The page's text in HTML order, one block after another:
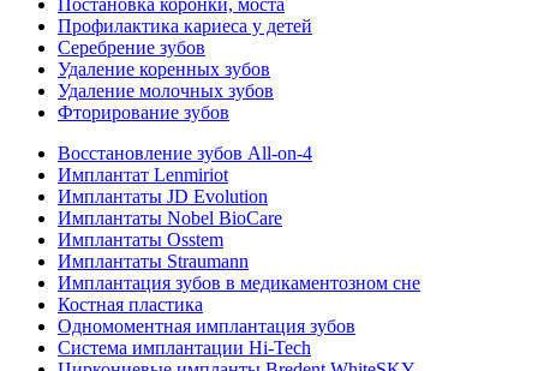
Постановка коронки, моста
Профилактика кариеса у детей
Серебрение зубов
Удаление коренных зубов
Удаление молочных зубов
Фторирование зубов
Восстановление зубов All‑on‑4
Имплантат Lenmiriot
Имплантаты JD Evolution
Имплантаты Nobel BioСare
Имплантаты Osstem
Имплантаты Straumann
Имплантация зубов в медикаментозном сне
Костная пластика
Одномоментная имплантация зубов
Система имплантации Hi-Tech